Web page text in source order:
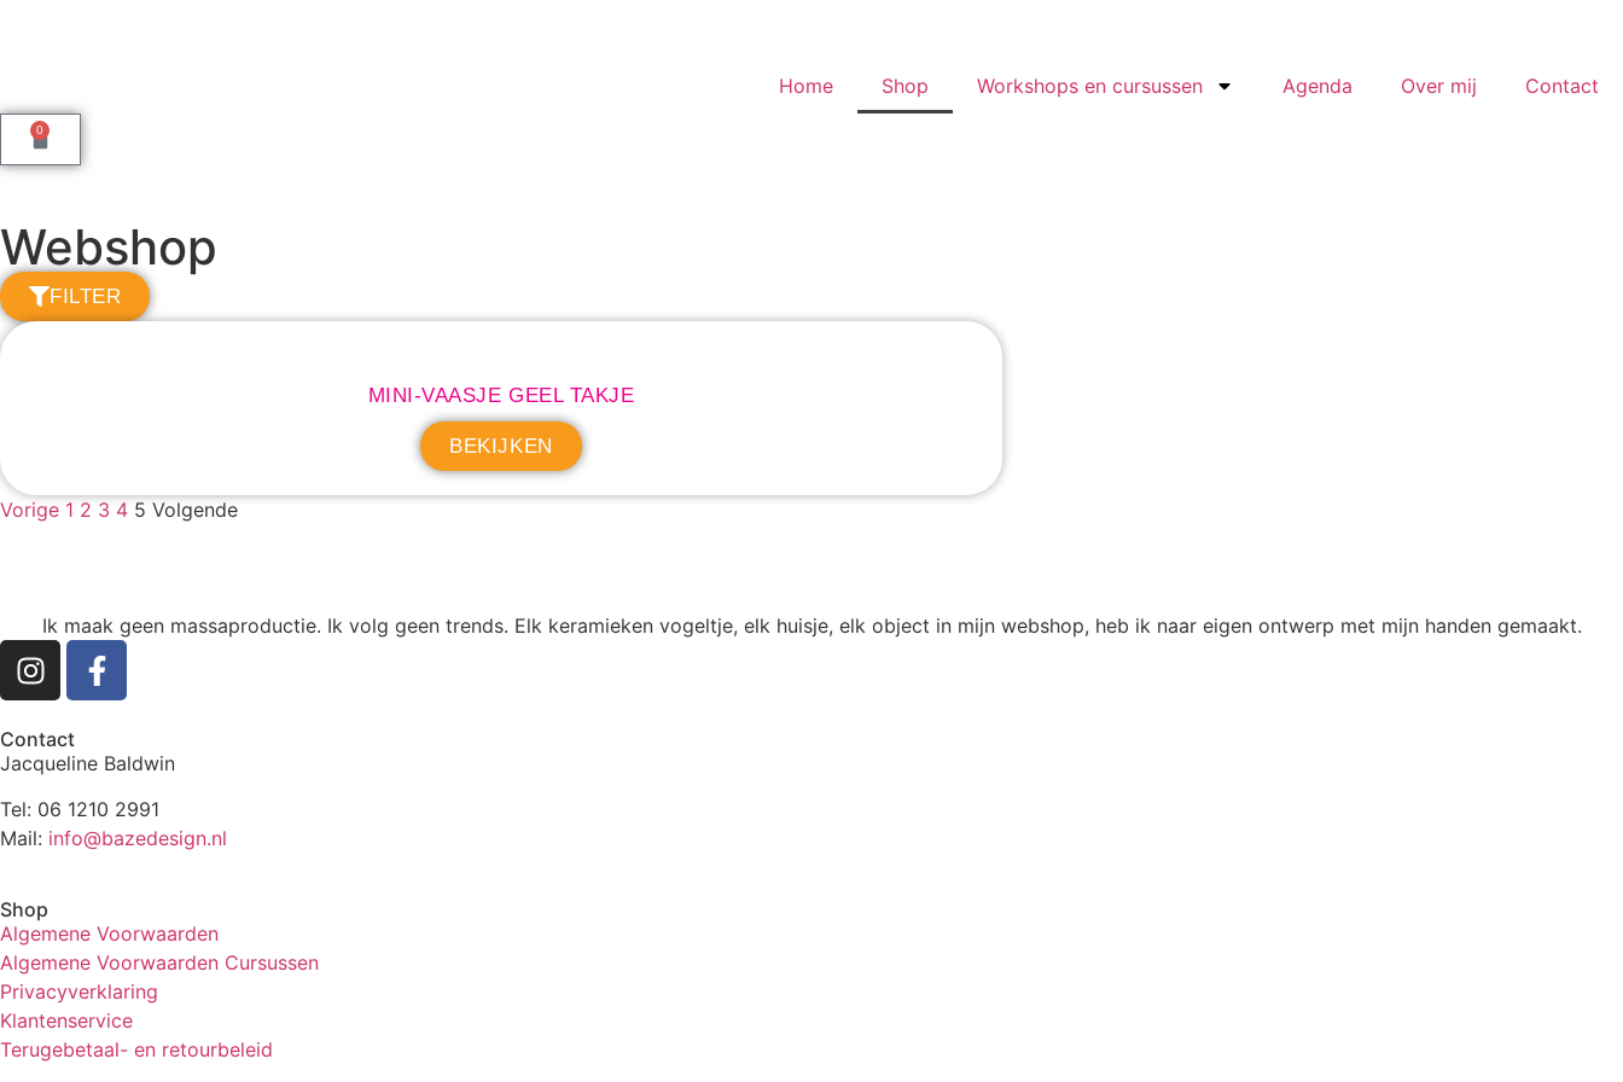
Home Shop Workshops en cursussen Agenda Over mij Contact
0
Webshop
FILTER
MINI-VAASJE GEEL TAKJE
BEKIJKEN
Vorige 1 2 3 4 5 Volgende
Ik maak geen massaproductie. Ik volg geen trends. Elk keramieken vogeltje, elk huisje, elk object in mijn webshop, heb ik naar eigen ontwerp met mijn handen gemaakt.
Contact
Jacqueline Baldwin
Tel: 06 1210 2991
Mail: info@bazedesign.nl
Shop
Algemene Voorwaarden
Algemene Voorwaarden Cursussen
Privacyverklaring
Klantenservice
Terugebetaal- en retourbeleid